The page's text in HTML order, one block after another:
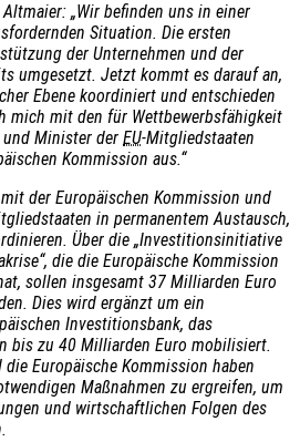
„Wir befinden uns in einer
Situation. Die ersten
der Unternehmen und der
umgesetzt. Jetzt kommt es darauf an,
Ebene koordiniert und entschieden
mich mit den für Wettbewerbsfähigkeit
Minister der EU-Mitgliedstaaten
Kommission aus.“
der Europäischen Kommission und
in permanentem Austausch,
Über die „Investitionsinitiative
die die Europäische Kommission
sollen insgesamt 37 Milliarden Euro
Dies wird ergänzt um ein
Investitionsbank, das
bis zu 40 Milliarden Euro mobilisiert.
Europäische Kommission haben
Maßnahmen zu ergreifen, um
und wirtschaftlichen Folgen des